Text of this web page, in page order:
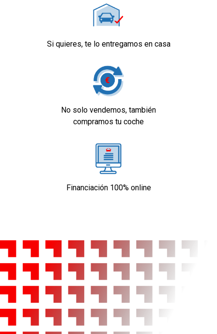
Si quieres, te lo entregamos en casa
No solo vendemos, también
compramos tu coche
Financiación 100% online